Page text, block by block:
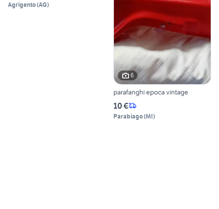
Agrigento(AG)
6
parafanghi epoca vintage
10 €
Parabiago(MI)